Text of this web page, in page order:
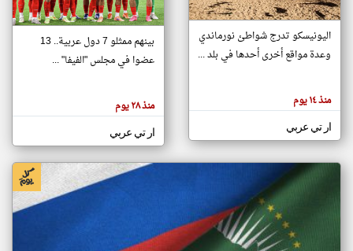
تغيير الدولة
اخبار جزر القمر على مدار الساعة
أهم اخبار جزر القمر العاجلة والمباشرة
هنا عن
وجهة
كاتبيها.
اليونيسكو تدرج شواطئ نورماندي
وعدة مواقع أخرى أحدها في بلد ...
منذ ١٤ يوم
ار تي عربي
بينهم ممثلو 7 دول عربية.. 13
عضوا في مجلس "الفيفا" ...
منذ ٢٨ يوم
ار تي عربي
klyoum.com